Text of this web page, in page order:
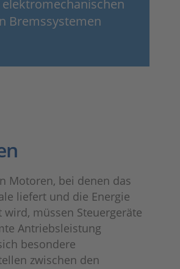
Bremssystemen
Motoren, bei denen das
liefert und die Energie
müssen Steuergeräte
Antriebsleistung
besondere
zwischen den